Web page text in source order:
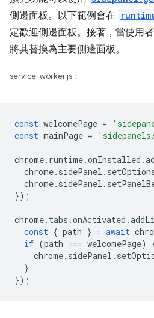
側邊面板。以下範例會在
定歡迎側邊面板。接著，當使用
將其替換為主要側邊面板。
service-worker.js：
const welcomePage =
const mainPage =
chrome. runtime.onInstalled .
chrome. sidePanel .
chrome. sidePanel .
});
chrome. tabs .onActivated .
const { path } = await
if (path === welcomePage)
chrome. sidePanel .
}
});